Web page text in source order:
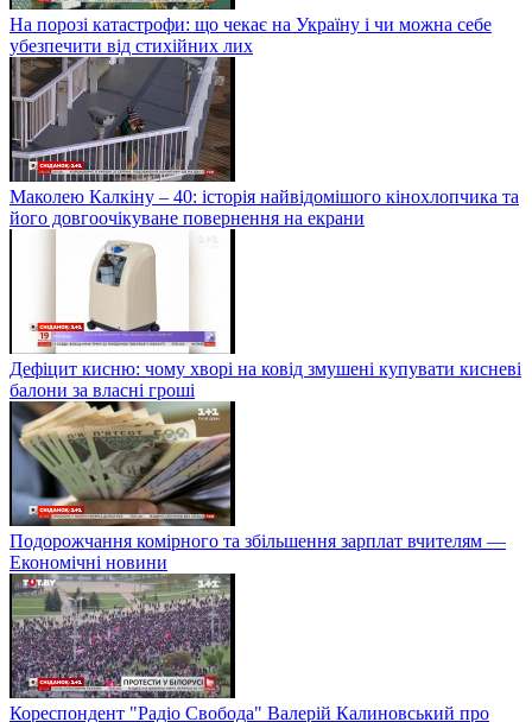
На порозі катастрофи: що чекає на Україну і чи можна себе
убезпечити від стихійних лих
Маколею Калкіну – 40: історія найвідомішого кінохлопчика та
його довгоочікуване повернення на екрани
Дефіцит кисню: чому хворі на ковід змушені купувати кисневі
балони за власні гроші
Подорожчання комірного та збільшення зарплат вчителям —
Економічні новини
Кореспондент "Радіо Свобода" Валерій Калиновський про